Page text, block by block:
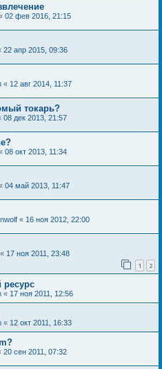
02 фев 2016, 21:15
22 апр 2015, 09:36
« 12 авг 2014, 11:37
токарь?
08 дек 2013, 21:57
08 окт 2013, 11:34
04 май 2013, 11:47
« 16 ноя 2012, 22:00
« 17 ноя 2011, 23:48
1 2
ресурс
« 17 ноя 2011, 12:56
« 12 окт 2011, 16:33
20 сен 2011, 07:32